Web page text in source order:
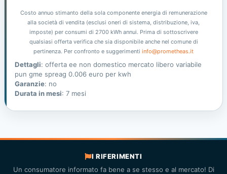
Costo annuo stimanto della sola componente energia di remunerazione
alla società di vendita (esclusi oneri di sistema, distribuzione, iva,
imposte) per consumi di 2700 kWh annui. Prima di sottoscrivere
qualsiasi offerta verifica che sia disponibile anche nel comune di
pertinenza. Per confronto e suggerimenti info@prometheas.it
Dettagli: offerta ee non domestico mercato libero variabile
pun gme spreag 0.006 euro per kwh
Garanzie: no
Durata in mesi: 7 mesi
I RIFERIMENTI
Un consumatore informato fa bene a se stesso e al mercato! Di